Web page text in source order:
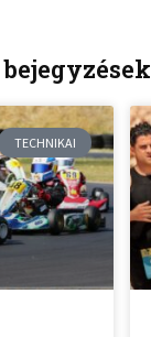
TECHNIKAI